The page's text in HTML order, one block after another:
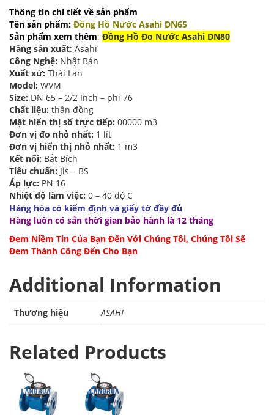
Thông tin chi tiết về sản phẩm
Tên sản phẩm: Đồng Hồ Nước Asahi DN65
Sản phẩm xem thêm: Đồng Hồ Đo Nước Asahi DN80
Hãng sản xuất: Asahi
Công Nghệ: Nhật Bản
Xuất xứ: Thái Lan
Model: WVM
Size: DN 65 – 2/2 Inch – phi 76
Chất liệu: thân đồng
Mặt hiển thị số trực tiếp: 00000 m3
Đơn vị đo nhỏ nhất: 1 lít
Đơn vị hiển thị nhỏ nhất: 1 m3
Kết nối: Bắt Bích
Tiêu chuẩn: Jis – BS
Áp lực: PN 16
Nhiệt độ làm việc: 0 – 40 độ C
Hàng hóa có kiểm định và giấy tờ đầy đủ
Hàng luôn có sẵn thời gian bảo hành là 12 tháng
Đem Niềm Tin Của Bạn Đến Với Chúng Tôi, Chúng Tôi Sẽ
Đem Thành Công Đến Cho Bạn
Additional Information
Thương hiệu ASAHI
Related Products